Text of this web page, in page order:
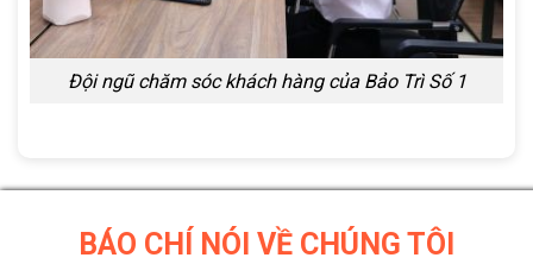
Đội ngũ chăm sóc khách hàng của Bảo Trì Số 1
BÁO CHÍ NÓI VỀ CHÚNG TÔI